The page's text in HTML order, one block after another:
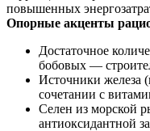
повышенных
Опорные акценты
Достаточное
бобовых —
Источники железа
сочетании с
Селен из морской
антиоксидантной